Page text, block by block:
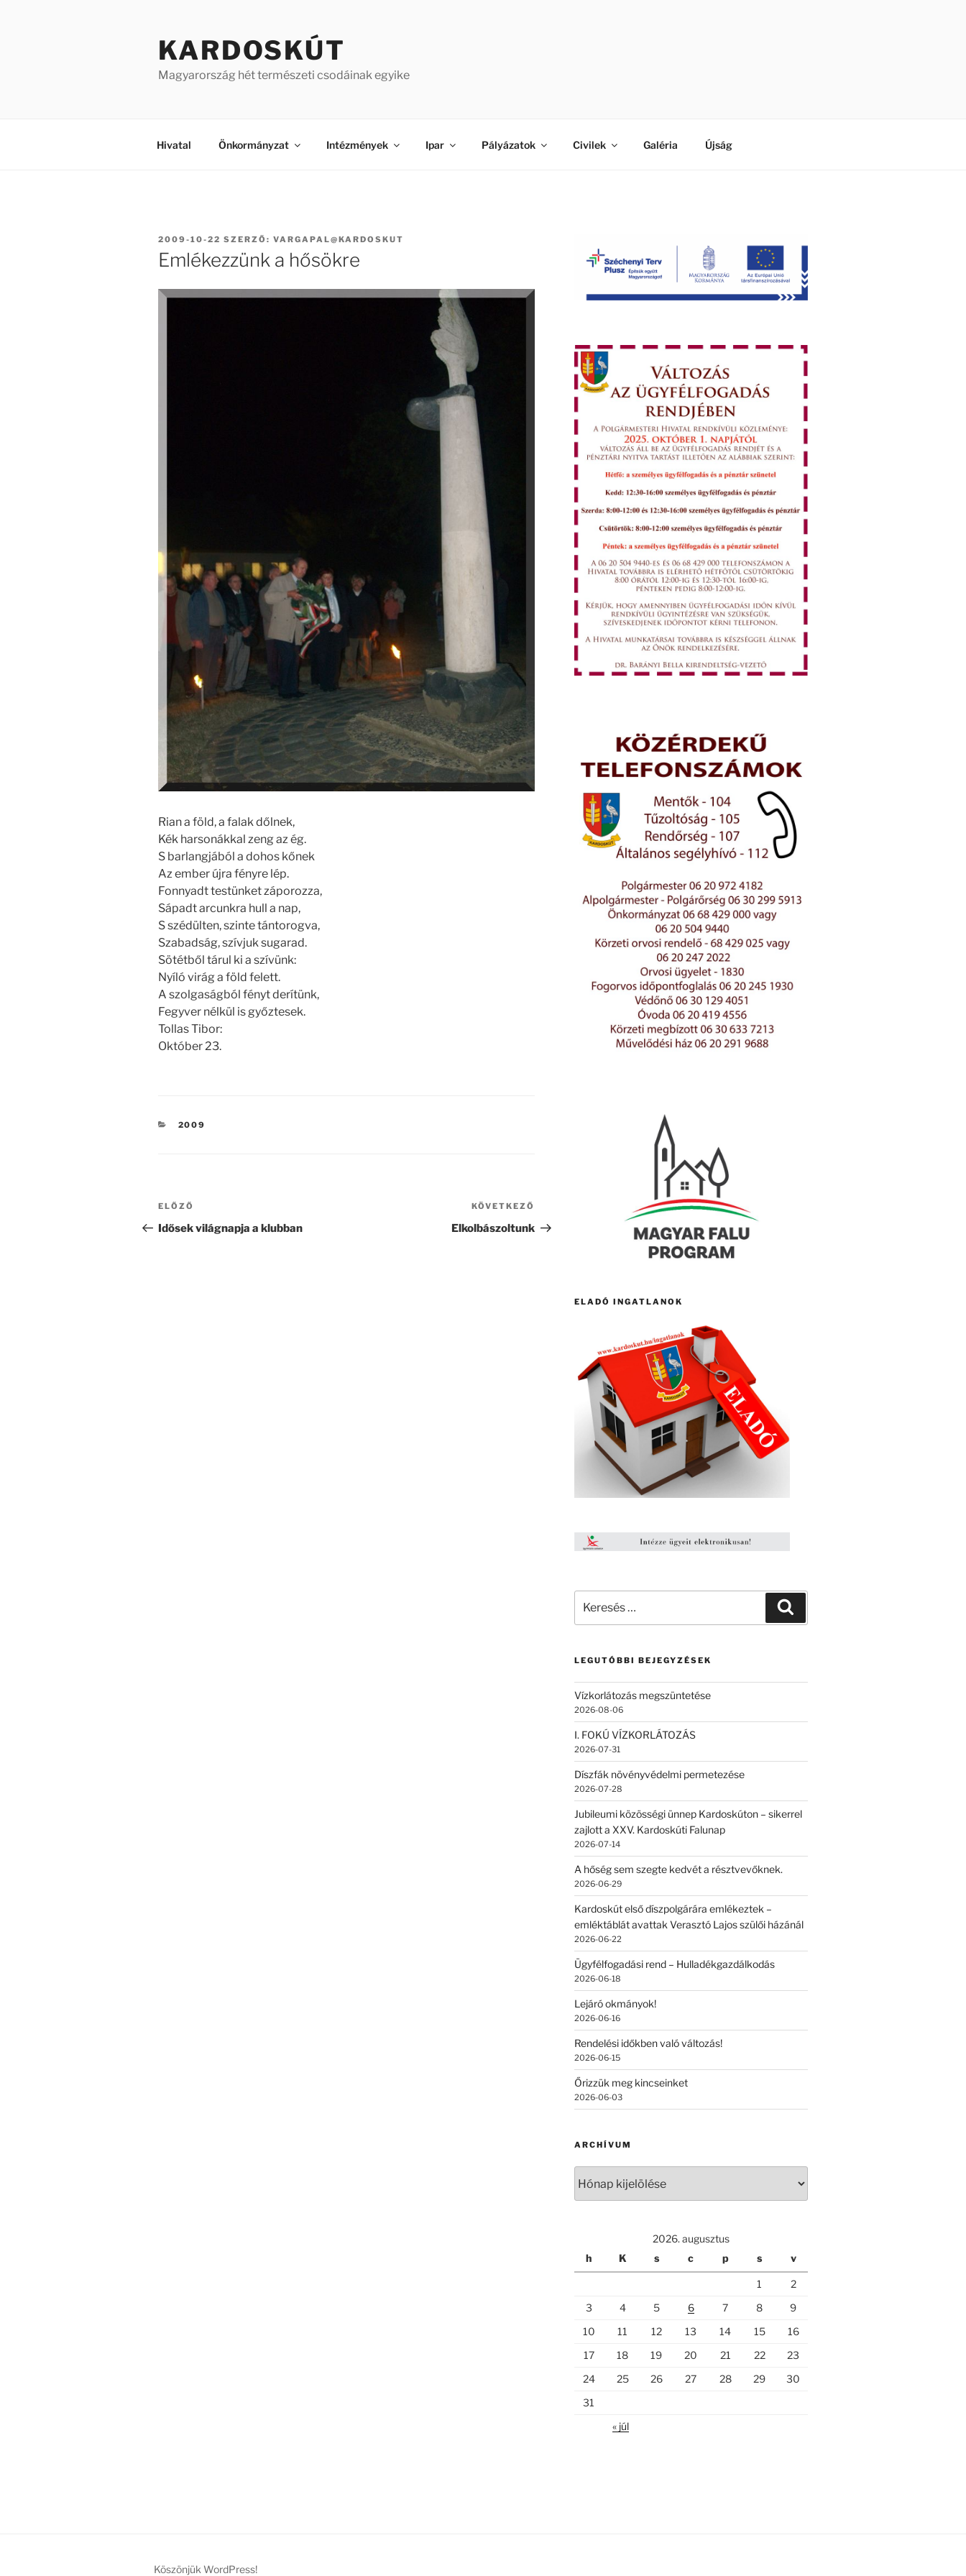
KARDOSKÚT
Magyarország hét természeti csodáinak egyike
Hivatal Önkormányzat Intézmények Ipar Pályázatok Civilek Galéria Újság
BEKÜLDVE:
2009-10-22 SZERZŐ: VARGAPAL@KARDOSKUT
Emlékezzünk a hősökre
Rian a föld, a falak dőlnek,
Kék harsonákkal zeng az ég.
S barlangjából a dohos kőnek
Az ember újra fényre lép.
Fonnyadt testünket záporozza,
Sápadt arcunkra hull a nap,
S szédülten, szinte tántorogva,
Szabadság, szívjuk sugarad.
Sötétből tárul ki a szívünk:
Nyíló virág a föld felett.
A szolgaságból fényt derítünk,
Fegyver nélkül is győztesek.
Tollas Tibor:
Október 23.
KATEGÓRIÁK
2009
Bejegyzés
navigáció
Korábbi
bejegyzés
ELŐZŐ
Idősek világnapja a klubban
bejegyzés
KÖVETKEZŐ
Elkolbászoltunk
ELADÓ INGATLANOK
következő
LEGUTÓBBI BEJEGYZÉSEK
Vízkorlátozás megszüntetése
2026-08-06
I. FOKÚ VÍZKORLÁTOZÁS
2026-07-31
Díszfák növényvédelmi permetezése
2026-07-28
Jubileumi közösségi ünnep Kardoskúton – sikerrel
zajlott a XXV. Kardoskúti Falunap
2026-07-14
A hőség sem szegte kedvét a résztvevőknek.
2026-06-29
Kardoskút első díszpolgárára emlékeztek –
emléktáblát avattak Verasztó Lajos szülői házánál
2026-06-22
Ügyfélfogadási rend – Hulladékgazdálkodás
2026-06-18
Lejáró okmányok!
2026-06-16
Rendelési időkben való változás!
2026-06-15
Őrizzük meg kincseinket
2026-06-03
ARCHÍVUM
2026. augusztus
h
K s c p s v
1
2
3
4 5 6 7 8
9
10
11 12 13 14 15
16
17
18 19 20 21 22
23
24
25 26 27 28 29
30
31
« júl
Köszönjük WordPress!